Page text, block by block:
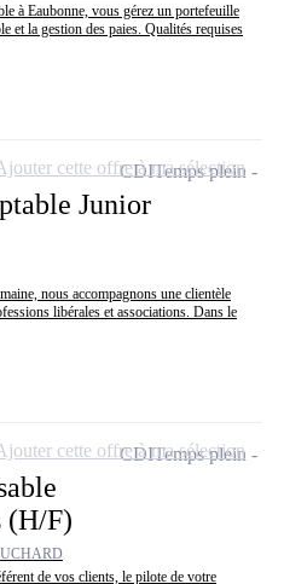
à Eaubonne, vous gérez un portefeuille
et la gestion des paies. Qualités requises
Junior
nous accompagnons une clientèle
libérales et associations. Dans le
CDITemps plein
cette offre à ma sélection
(H/F)
de vos clients, le pilote de votre
CDITemps plein
cette offre à ma sélection